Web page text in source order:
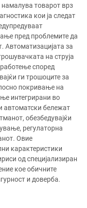
товарот врз
кои ја следат
пред проблемите да
Автоматизацијата за
на струја
според
ги трошоците за
покривање на
интегрирани во
автоматски бележат
обезбедувајќи
регулаторна
Овие
карактеристики
од специјализиран
кое обичните
и доверба.